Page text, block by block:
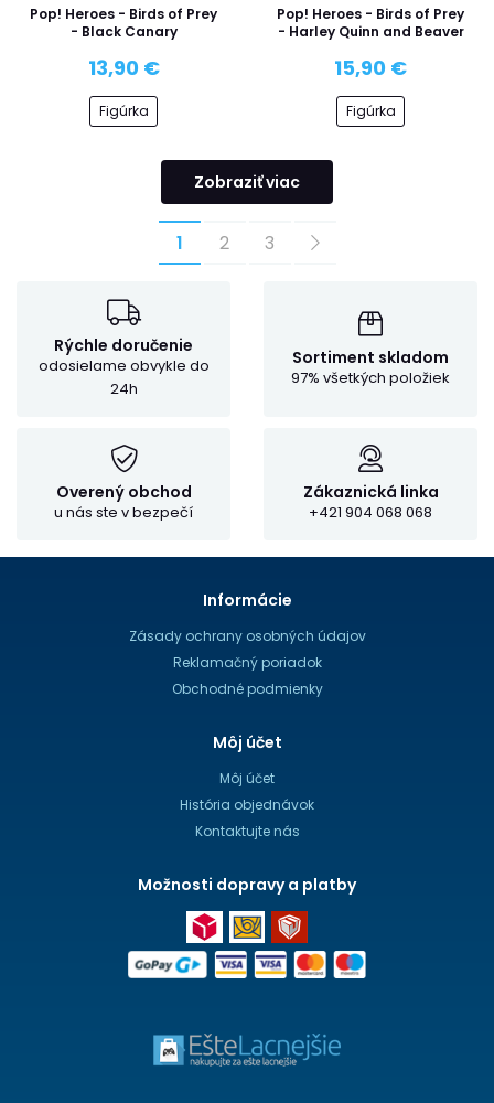
Pop! Heroes - Birds of Prey
- Black Canary
13,90 €
Figúrka
Pop! Heroes - Birds of Prey
- Harley Quinn and Beaver
15,90 €
Figúrka
Zobraziť viac
1 2 3
Rýchle doručenie
odosielame obvykle do
24h
Sortiment skladom
97% všetkých položiek
Overený obchod
u nás ste v bezpečí
Zákaznická linka
+421 904 068 068
Informácie
Zásady ochrany osobných údajov
Reklamačný poriadok
Obchodné podmienky
Môj účet
Môj účet
História objednávok
Kontaktujte nás
Možnosti dopravy a platby